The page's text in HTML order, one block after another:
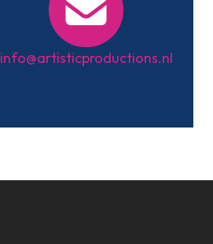
info@artisticproductions.nl